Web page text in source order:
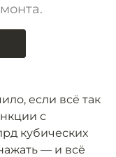
если всё так
с
кубических
— и всё